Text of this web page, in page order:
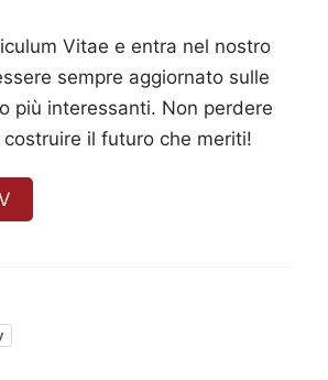
Vitae e entra nel nostro
sempre aggiornato sulle
più interessanti. Non perdere
costruire il futuro che meriti!